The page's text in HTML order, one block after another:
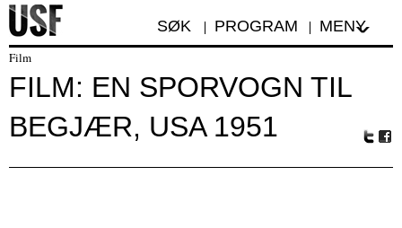
SØK PROGRAM MENY
Film
FILM: EN SPORVOGN TIL
BEGJÆR, USA 1951